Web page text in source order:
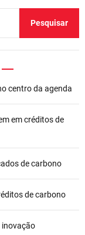
Pesquisar
centro da agenda
em créditos de
de carbono
de carbono
inovação